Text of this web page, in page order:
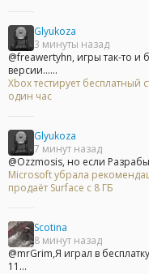
Glyukoza
3 минуты назад
@freawertyhn, игры так-то и
версии......
Xbox тестирует
один час
Glyukoza
7 минут назад
@Ozzmosis, но если
Microsoft убрала
продаёт Surface с 8 ГБ
Scotina
8 минут назад
@mrGrim,Я играл в
11...